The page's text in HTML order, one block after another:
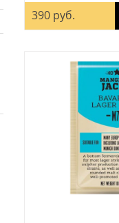
390 руб.